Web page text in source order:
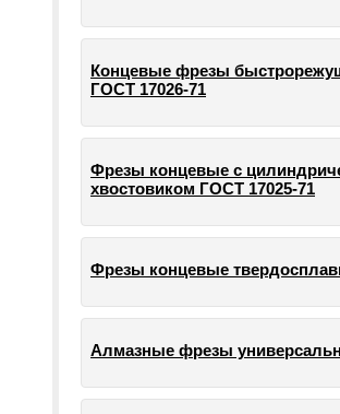
Концевые фрезы
ГОСТ 17026-71
Фрезы концевые с
хвостовиком ГОСТ 17025-71
Фрезы концевые
Алмазные фрезы